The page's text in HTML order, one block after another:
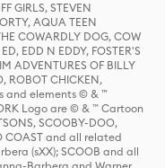
GIRLS, STEVEN
AQUA TEEN
COWARDLY DOG, COW
EDD N EDDY, FOSTER'S
ADVENTURES OF BILLY
ROBOT CHICKEN,
and elements © & ™
Logo are © & ™ Cartoon
SCOOBY-DOO,
COAST and all related
(sXX); SCOOB and all